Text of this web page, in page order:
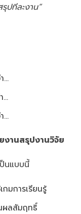
ปทีละงาน”
…
…
…
งานสรุปงานวิจัย
ป็นแบบนี้
มการเรียนรู้
ผลสัมฤทธิ์